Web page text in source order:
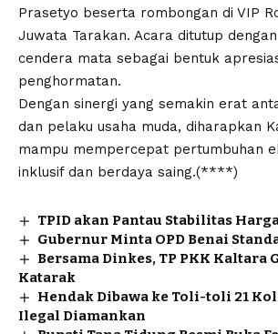
Prasetyo beserta rombongan di VIP
Juwata Tarakan. Acara ditutup
cendera mata sebagai bentuk
penghormatan.
Dengan sinergi yang semakin erat
dan pelaku usaha muda, diharapkan
mampu mempercepat pertumbuhan
inklusif dan berdaya saing.(****)
TPID akan Pantau Stabilitas
Gubernur Minta OPD Benai
Bersama Dinkes, TP PKK Kaltara
Katarak
Hendak Dibawa ke Toli-toli 21
Ilegal Diamankan